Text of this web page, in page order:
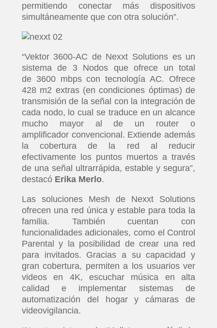
permitiendo conectar más dispositivos
simultáneamente que con otra solución”.
“Vektor 3600-AC de Nexxt Solutions es un
sistema de 3 Nodos que ofrece un total
de 3600 mbps con tecnología AC. Ofrece
428 m2 extras (en condiciones óptimas) de
transmisión de la señal con la integración de
cada nodo, lo cual se traduce en un alcance
mucho mayor al de un router o
amplificador convencional. Extiende además
la cobertura de la red al reducir
efectivamente los puntos muertos a través
de una señal ultrarrápida, estable y segura”,
destacó Erika Merlo.
Las soluciones Mesh de Nexxt Solutions
ofrecen una red única y estable para toda la
familia. También cuentan con
funcionalidades adicionales, como el Control
Parental y la posibilidad de crear una red
para invitados. Gracias a su capacidad y
gran cobertura, permiten a los usuarios ver
videos en 4K, escuchar música en alta
calidad e implementar sistemas de
automatización del hogar y cámaras de
videovigilancia.